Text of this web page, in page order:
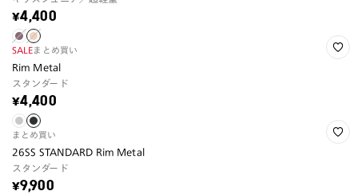
¥4,400
SALEまとめ買い
Rim Metal
スタンダード
¥4,400
まとめ買い
26SS STANDARD Rim Metal
スタンダード
¥9,900